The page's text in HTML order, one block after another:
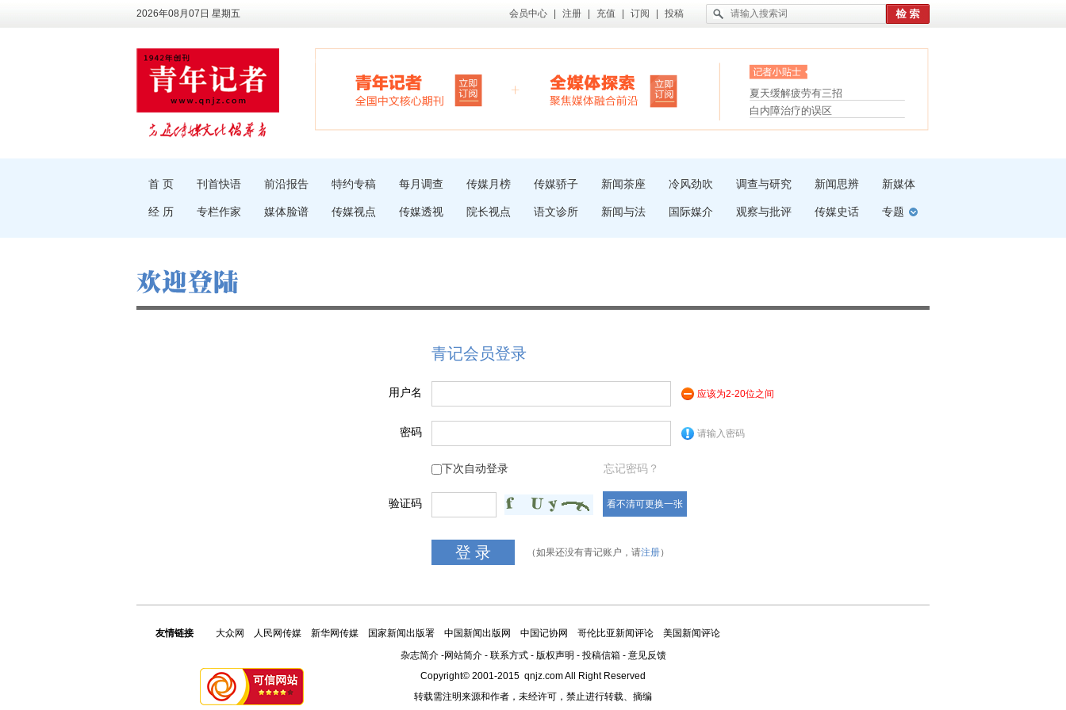
2026年08月07日 星期五 会员中心 注册 充值 订阅 投稿
“枝桠”“树桠”宜写成“枝...
夏天缓解疲劳有三招
护腰，摆脱六大坏习惯
受伤了冰敷还是热敷
白内障治疗的误区
首 页 刊首快语 前沿报告 特约专稿 每月调查 传媒月榜 传媒骄子 新闻茶座 冷风劲吹 调查与研究 新闻思辨 新媒体
经 历 专栏作家 媒体脸谱 传媒视点 传媒透视 院长视点 语文诊所 新闻与法 国际媒介 观察与批评 传媒史话 专题
青记会员登录
用户名 应该为2-20位之间
密码 请输入密码
下次自动登录 忘记密码？
验证码 看不清可更换一张
（如果还没有青记账户，请注册）
友情链接 大众网 人民网传媒 新华网传媒 国家新闻出版署 中国新闻出版网 中国记协网 哥伦比亚新闻评论
美国新闻评论
杂志简介-网站简介- 联系方式- 版权声明 - 投稿信箱- 意见反馈
Copyright© 2001-2015 qnjz.com All Right Reserved
转载需注明来源和作者，未经许可，禁止进行转载、摘编